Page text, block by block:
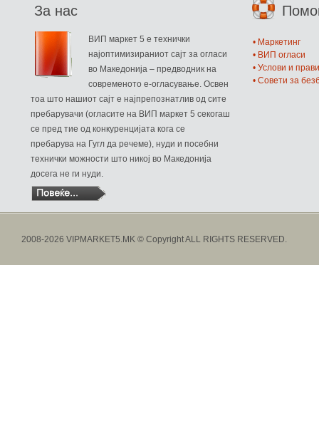
За нас
ВИП маркет 5 е технички
најоптимизираниот сајт за огласи
во Македонија – предводник на
современото е-огласување. Освен
тоа што нашиот сајт е најпрепознатлив од сите
пребарувачи (огласите на ВИП маркет 5 секогаш
се пред тие од конкуренцијата кога се
пребарува на Гугл да речеме), нуди и посебни
технички можности што никој во Македонија
досега не ги нуди.
• Маркетинг
• ВИП огласи
• Услови и
• Совети за
2008-2026 VIPMARKET5.MK © Copyright ALL RIGHTS RESERVED.